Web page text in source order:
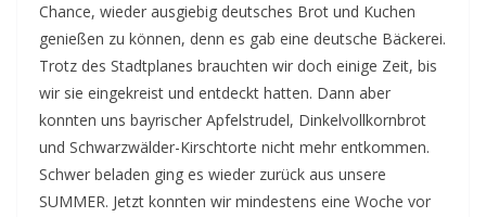
Chance, wieder ausgiebig deutsches Brot und Kuchen
genießen zu können, denn es gab eine deutsche Bäckerei.
Trotz des Stadtplanes brauchten wir doch einige Zeit, bis
wir sie eingekreist und entdeckt hatten. Dann aber
konnten uns bayrischer Apfelstrudel, Dinkelvollkornbrot
und Schwarzwälder-Kirschtorte nicht mehr entkommen.
Schwer beladen ging es wieder zurück aus unsere
SUMMER. Jetzt konnten wir mindestens eine Woche vor